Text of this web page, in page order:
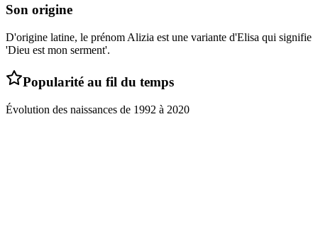
Son origine
D'origine latine, le prénom Alizia est une variante d'Elisa qui signifie
'Dieu est mon serment'.
Popularité au fil du temps
Évolution des naissances de 1992 à 2020